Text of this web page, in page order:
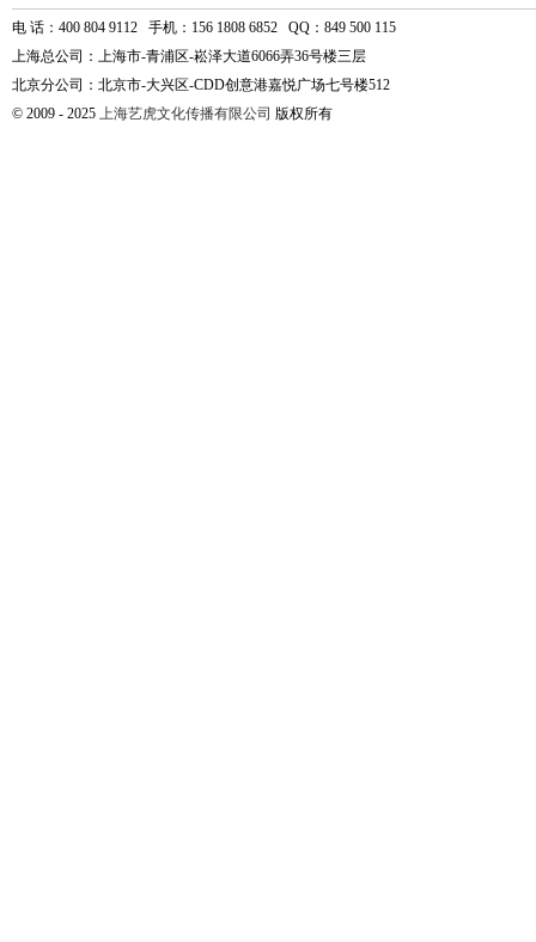
电 话：400 804 9112 手机：156 1808 6852 QQ：849 500 115
上海总公司：上海市-青浦区-崧泽大道6066弄36号楼三层
北京分公司：北京市-大兴区-CDD创意港嘉悦广场七号楼512
© 2009 - 2025 上海艺虎文化传播有限公司 版权所有